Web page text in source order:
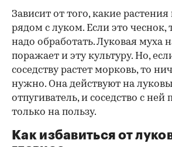
Зависит от того, какие
рядом с луком. Если это чеснок,
надо обработать. Луковая муха
поражает и эту культуру. Но,
соседству растет морковь, то
нужно. Она действуют на
отпугиватель, и соседство с ней
только на пользу.
Как избавиться от